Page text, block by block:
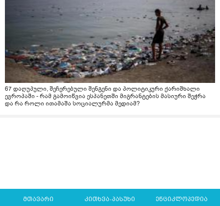
67 დაღუპული, შეჩერებული შენგენი და პოლიტიკური ქარიშხალი
ევროპაში - რამ გამოიწვია ესპანეთში მიგრანტების მასიური შეჭრა
და რა როლი ითამაშა სოციალურმა მედიამ?
მთავარი კითხვა-პასუხი ენციკლოპედია